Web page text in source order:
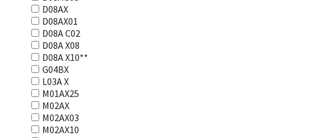
D08AX
D08AX01
D08А С02
D08А Х08
D08А Х10**
G04BX
L03А Х
M01AX25
M02AX
M02AX03
M02AX10